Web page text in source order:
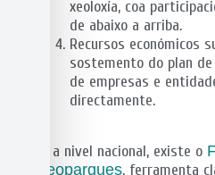
xeoloxía, coa
de abaixo a arriba.
Recursos económicos
sostemento do plan de
de empresas e
directamente.
Xa a nivel nacional, existe o
Geoparques, ferramenta